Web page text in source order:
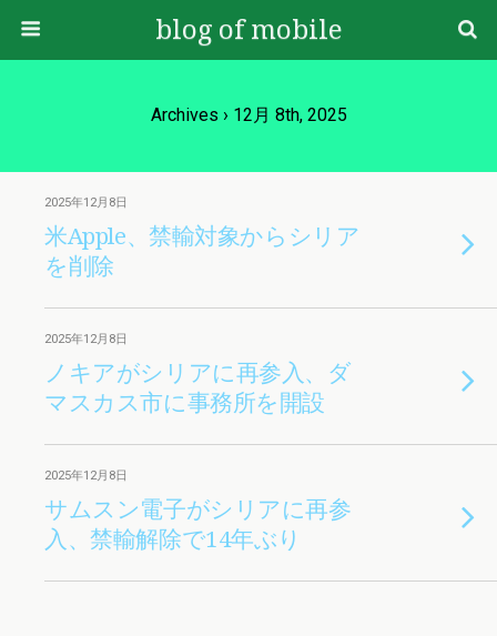
blog of mobile
Archives › 12月 8th, 2025
2025年12月8日
米Apple、禁輸対象からシリア
を削除
2025年12月8日
ノキアがシリアに再参入、ダ
マスカス市に事務所を開設
2025年12月8日
サムスン電子がシリアに再参
入、禁輸解除で14年ぶり